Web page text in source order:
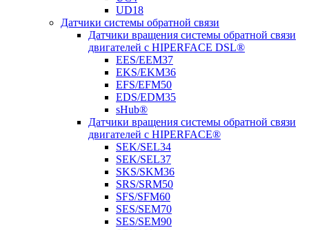
UD18
Датчики системы обратной связи
Датчики вращения системы обратной связи
двигателей с HIPERFACE DSL®
EES/EEM37
EKS/EKM36
EFS/EFM50
EDS/EDM35
sHub®
Датчики вращения системы обратной связи
двигателей с HIPERFACE®
SEK/SEL34
SEK/SEL37
SKS/SKM36
SRS/SRM50
SFS/SFM60
SES/SEM70
SES/SEM90